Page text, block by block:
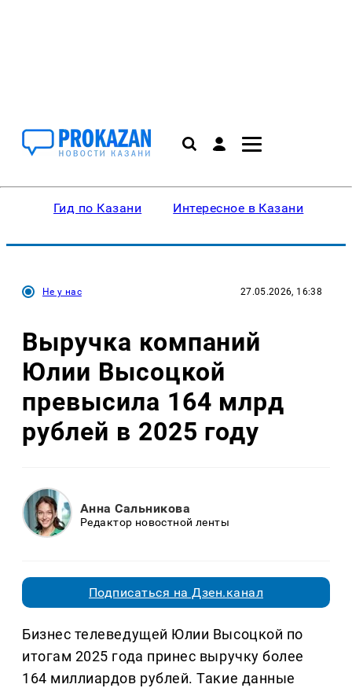
Гид по Казани Интересное в Казани
Не у нас 27.05.2026, 16:38
Выручка компаний
Юлии Высоцкой
превысила 164 млрд
рублей в 2025 году
Анна Сальникова
Редактор новостной ленты
Подписаться на Дзен.канал
Бизнес телеведущей Юлии Высоцкой по
итогам 2025 года принес выручку более
164 миллиардов рублей. Такие данные